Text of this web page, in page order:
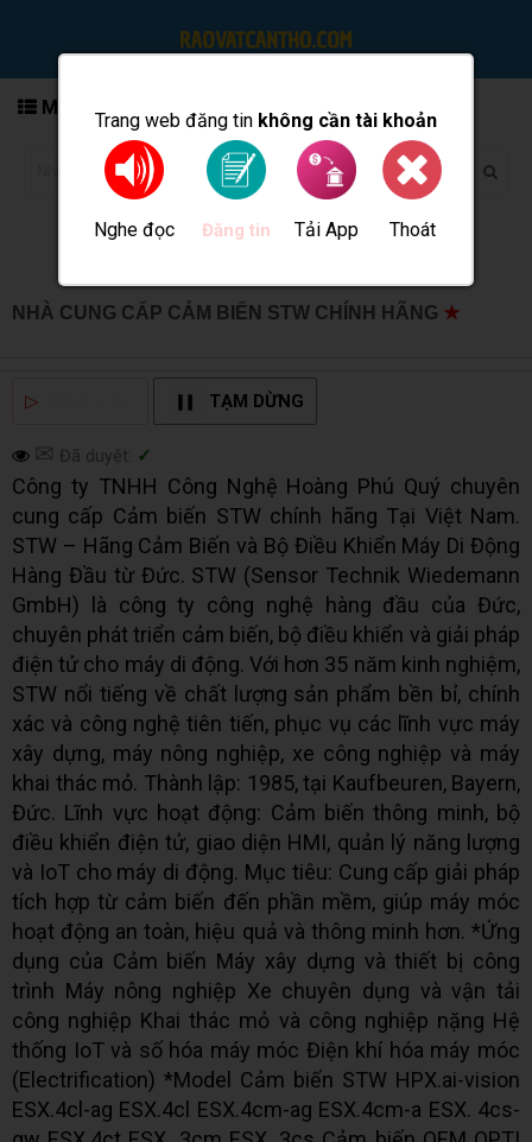
Trang web đăng tin không cần tài khoản
Nghe đọc Đăng tin Tải App Thoát
MENU
NHÀ CUNG CẤP CẢM BIẾN STW CHÍNH HÃNG ★
▷ TẠM DỪNG
✉ Đã duyệt: ✓
Công ty TNHH Công Nghệ Hoàng Phú Quý chuyên
cung cấp Cảm biến STW chính hãng Tại Việt Nam.
STW – Hãng Cảm Biến và Bộ Điều Khiển Máy Di Động
Hàng Đầu từ Đức. STW (Sensor Technik Wiedemann
GmbH) là công ty công nghệ hàng đầu của Đức,
chuyên phát triển cảm biến, bộ điều khiển và giải pháp
điện tử cho máy di động. Với hơn 35 năm kinh nghiệm,
STW nổi tiếng về chất lượng sản phẩm bền bỉ, chính
xác và công nghệ tiên tiến, phục vụ các lĩnh vực máy
xây dựng, máy nông nghiệp, xe công nghiệp và máy
khai thác mỏ. Thành lập: 1985, tại Kaufbeuren, Bayern,
Đức. Lĩnh vực hoạt động: Cảm biến thông minh, bộ
điều khiển điện tử, giao diện HMI, quản lý năng lượng
và IoT cho máy di động. Mục tiêu: Cung cấp giải pháp
tích hợp từ cảm biến đến phần mềm, giúp máy móc
hoạt động an toàn, hiệu quả và thông minh hơn. *Ứng
dụng của Cảm biến Máy xây dựng và thiết bị công
trình Máy nông nghiệp Xe chuyên dụng và vận tải
công nghiệp Khai thác mỏ và công nghiệp nặng Hệ
thống IoT và số hóa máy móc Điện khí hóa máy móc
(Electrification) *Model Cảm biến STW HPX.ai-vision
ESX.4cl-ag ESX.4cl ESX.4cm-ag ESX.4cm-a ESX. 4cs-